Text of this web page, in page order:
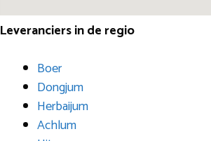
Leveranciers in de regio
Boer
Dongjum
Herbaijum
Achlum